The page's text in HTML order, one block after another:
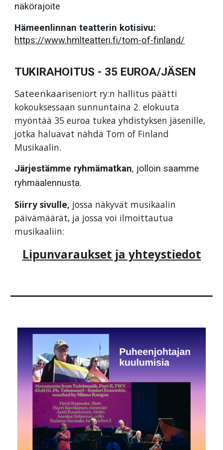
näkörajoite
Hämeenlinnan teatterin kotisivu:
https://www.hmlteatteri.fi/tom-of-finland/
TUKIRAHOITUS - 35 EUROA/JÄSEN
Sateenkaariseniort ry:n hallitus päätti
kokouksessaan sunnuntaina 2. elokuuta
myöntää 35 euroa tukea yhdistyksen jäsenille,
jotka haluavat nähdä Tom of Finland
Musikaalin.
Järjestämme ryhmämatkan, jolloin saamme
ryhmäalennusta.
Siirry sivulle, jossa näkyvät musikaalin
päivämäärät, ja jossa voi ilmoittautua
musikaaliin:
Lipunvaraukset ja yhteystiedot